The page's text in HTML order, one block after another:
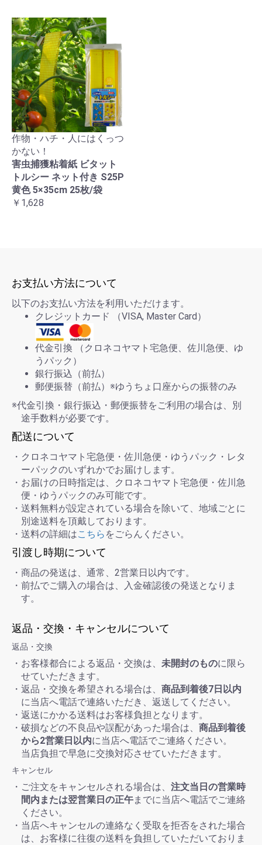
作物・ハチ・人にはくっつ
かない！
害虫捕獲粘着紙 ビタット
トルシー ネット付き S25P
黄色 5×35cm 25枚/袋
￥1,628
お支払い方法について
以下のお支払い方法を利用いただけます。
クレジットカード （VISA, Master Card）
代金引換 （クロネコヤマト宅急便、佐川急便、ゆ
うパック）
銀行振込（前払）
郵便振替（前払）※ゆうちょ口座からの振替のみ
※代金引換・銀行振込・郵便振替をご利用の場合は、別
途手数料が必要です。
配送について
・クロネコヤマト宅急便・佐川急便・ゆうパック・レタ
ーパックのいずれかでお届けします。
・お届けの日時指定は、クロネコヤマト宅急便・佐川急
便・ゆうパックのみ可能です。
・送料無料が設定されている場合を除いて、地域ごとに
別途送料を頂戴しております。
・送料の詳細はこちら をごらんください。
引渡し時期について
・商品の発送は、通常、2営業日以内です。
・前払でご購入の場合は、入金確認後の発送となりま
す。
返品・交換・キャンセルについて
返品・交換
・お客様都合による返品・交換は、 未開封のものに限ら
せていただきます。
・返品・交換を希望される場合は、 商品到着後7日以内
に当店へ電話で連絡いただき、返送してください。
・返送にかかる送料はお客様負担となります。
・破損などの不良品や誤配があった場合は、 商品到着後
から2営業日以内に当店へ電話でご連絡ください。
当店負担で早急に交換対応させていただきます。
キャンセル
・ご注文をキャンセルされる場合は、 注文当日の営業時
間内または翌営業日の正午までに当店へ電話でご連絡
ください。
・当店へキャンセルの連絡なく受取を拒否をされた場合
は、お客様に往復の送料を負担していただいておりま